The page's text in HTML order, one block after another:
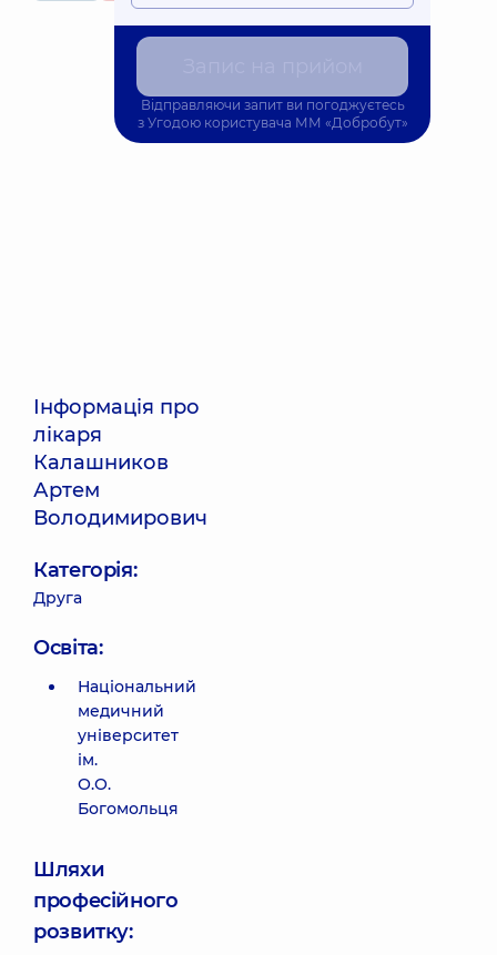
Інформація про
лікаря
Калашников
Артем
Володимирович
Категорія:
Друга
Освіта:
Національний
медичний
університет
ім.
О.О.
Богомольця
Шляхи
професійного
розвитку:
Відправляючи запит ви погоджуєтесь
з Угодою користувача ММ «Добробут»